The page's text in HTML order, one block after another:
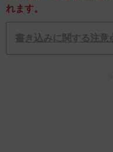
れます。
書き込みに関する注意